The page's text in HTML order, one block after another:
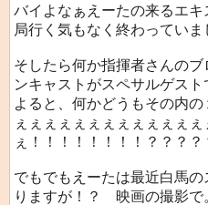
バイよなぁえーたの来るエ
局行く気もなく終わっていま
そしたら何か指揮者さんの
ンキャストがスペサルゲス
よると、何かどうもその内
ぇぇぇぇぇぇぇぇぇぇぇぇ
ぇ！！！！！！！！？？？？
でもでもえーたは最近白馬
りますが！？ 映画の撮影で